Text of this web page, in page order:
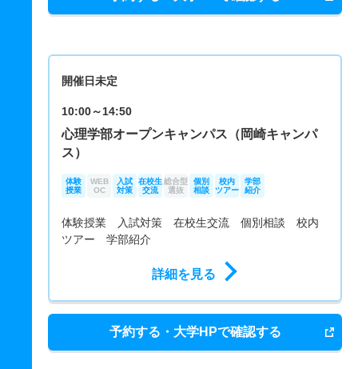
開催日未定
10:00～14:50
心理学部オープンキャンパス（岡崎キャンパ
ス）
体験
授業
WEB
OC
入試
対策
在校生
交流
総合型
選抜
個別
相談
校内
ツアー
学部
紹介
体験授業 入試対策 在校生交流 個別相談 校内
ツアー 学部紹介
詳細を見る
予約する・大学HPで確認する